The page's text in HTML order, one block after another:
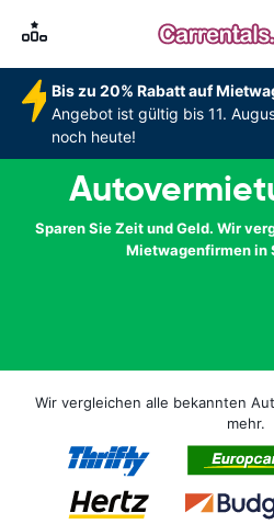
Bis zu 20% Rabatt auf
Angebot ist gültig bis 11.
noch heute!
Sparen Sie Zeit und Geld. Wir
Mietwagenfirmen in
Wir vergleichen alle bekannten
mehr.